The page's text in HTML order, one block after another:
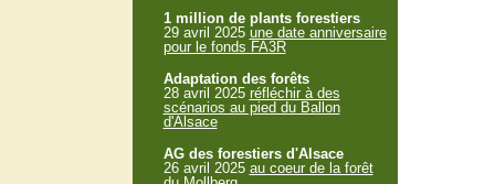
1 million de plants forestiers
29 avril 2025 une date anniversaire
pour le fonds FA3R
Adaptation des forêts
28 avril 2025 réfléchir à des
scénarios au pied du Ballon
d'Alsace
AG des forestiers d'Alsace
26 avril 2025 au coeur de la forêt